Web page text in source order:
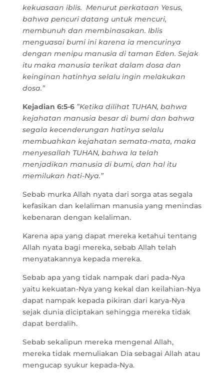
kekuasaan iblis. Menurut perkataan Yesus,
bahwa pencuri datang untuk mencuri,
membunuh dan membinasakan. Iblis
menguasai bumi ini karena ia mencurinya
dengan menipu manusia di taman Eden. Sejak
itu maka manusia terikat dalam dosa dan
keinginan hatinhya selalu ingin melakukan
dosa.”
Kejadian 6:5-6 ”Ketika dilihat TUHAN, bahwa
kejahatan manusia besar di bumi dan bahwa
segala kecenderungan hatinya selalu
membuahkan kejahatan semata-mata, maka
menyesallah TUHAN, bahwa Ia telah
menjadikan manusia di bumi, dan hal itu
memilukan hati-Nya.”
Sebab murka Allah nyata dari sorga atas segala
kefasikan dan kelaliman manusia yang menindas
kebenaran dengan kelaliman.
Karena apa yang dapat mereka ketahui tentang
Allah nyata bagi mereka, sebab Allah telah
menyatakannya kepada mereka.
Sebab apa yang tidak nampak dari pada-Nya
yaitu kekuatan-Nya yang kekal dan keilahian-Nya
dapat nampak kepada pikiran dari karya-Nya
sejak dunia diciptakan sehingga mereka tidak
dapat berdalih.
Sebab sekalipun mereka mengenal Allah,
mereka tidak memuliakan Dia sebagai Allah atau
mengucap syukur kepada-Nya.